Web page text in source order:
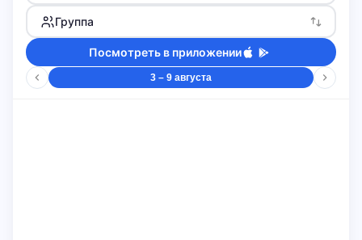
Группа
Посмотреть в приложении
3 – 9 августа